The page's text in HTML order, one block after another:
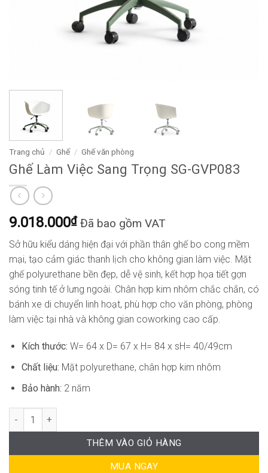
Trang chủ / Ghế / Ghế văn phòng
Ghế Làm Việc Sang Trọng SG-GVP083
9.018.000₫ Đã bao gồm VAT
Sở hữu kiểu dáng hiện đại với phần thân ghế bo cong mềm
mại, tạo cảm giác thanh lịch cho không gian làm việc. Mặt
ghế polyurethane bền đẹp, dễ vệ sinh, kết hợp họa tiết gợn
sóng tinh tế ở lưng ngoài. Chân hợp kim nhôm chắc chắn, có
bánh xe di chuyển linh hoạt, phù hợp cho văn phòng, phòng
làm việc tại nhà và không gian coworking cao cấp.
Kích thước: W= 64 x D= 67 x H= 84 x sH= 40/49cm
Chất liệu: Mặt polyurethane, chân hợp kim nhôm
Bảo hành: 2 năm
Ghế Làm Việc Sang Trọng SG-GVP083 số lượng
THÊM VÀO GIỎ HÀNG
MUA NGAY